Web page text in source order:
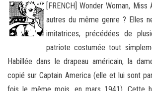
[FRENCH] Wonder Woman,
autres du même genre ? Elles
imitatrices, précédées de
patriote costumée tout
Habillée dans le drapeau américain, la
copié sur Captain America (elle et lui sont
fois le même mois, en mars 1941). Cette